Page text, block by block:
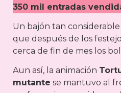
350 mil entradas
Un bajón tan
que después de los
cerca de fin de mes los
Aun así, la animación
mutante se mantuvo al